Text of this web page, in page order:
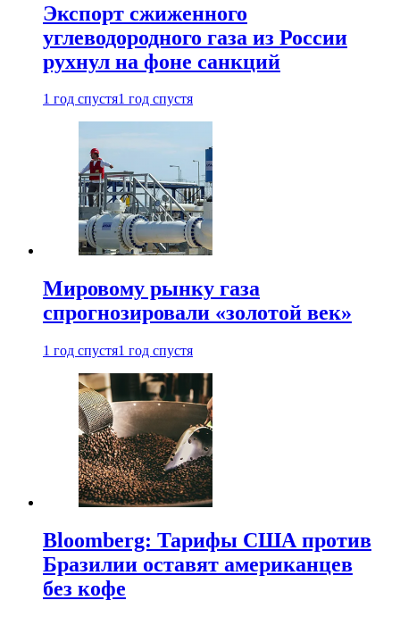
Экспорт сжиженного
углеводородного газа из России
рухнул на фоне санкций
1 год спустя1 год спустя
Мировому рынку газа
спрогнозировали «золотой век»
1 год спустя1 год спустя
Bloomberg: Тарифы США против
Бразилии оставят американцев
без кофе